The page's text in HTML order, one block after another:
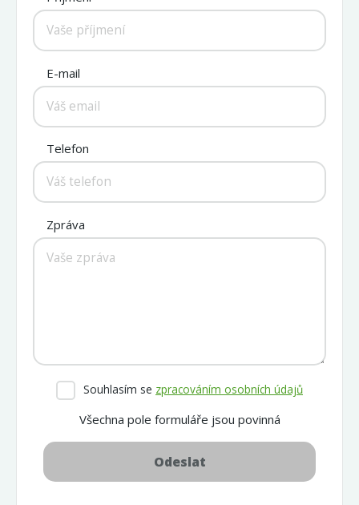
E-mail
Telefon
Zpráva
Souhlasím se zpracováním osobních údajů
Všechna pole formuláře jsou povinná
Odeslat